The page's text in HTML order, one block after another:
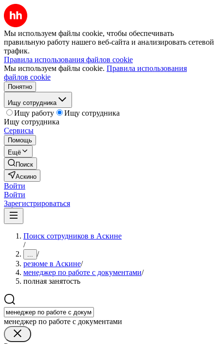
Мы используем файлы cookie, чтобы обеспечивать
правильную работу нашего веб-сайта и анализировать сетевой
трафик.
Правила использования файлов cookie
Мы используем файлы cookie. Правила использования
файлов cookie
Понятно
Ищу сотрудника
Ищу работу
Ищу сотрудника
Ищу сотрудника
Сервисы
Помощь
Ещё
Поиск
Аскино
Войти
Войти
Зарегистрироваться
Поиск сотрудников в Аскине
/
... /
резюме в Аскине/
менеджер по работе с документами/
полная занятость
менеджер по работе с документами